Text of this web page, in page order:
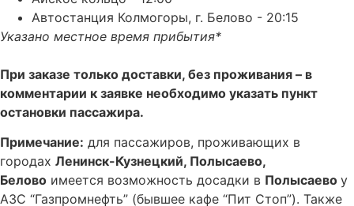
Автостанция Колмогоры, г. Белово - 20:15
Указано местное время прибытия*
При заказе только доставки, без проживания – в
комментарии к заявке необходимо указать пункт
остановки пассажира.
Примечание: для пассажиров, проживающих в
городах Ленинск-Кузнецкий, Полысаево,
Белово имеется возможность досадки в Полысаево у
АЗС “Газпромнефть” (бывшее кафе “Пит Стоп”). Также